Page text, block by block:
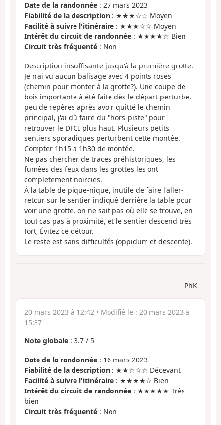
Date de la randonnée : 27 mars 2023
Fiabilité de la description : ★★★☆☆ Moyen
Facilité à suivre l'itinéraire : ★★★☆☆ Moyen
Intérêt du circuit de randonnée : ★★★★☆ Bien
Circuit très fréquenté : Non
Description insuffisante jusqu'à la première grotte.
Je n'ai vu aucun balisage avec 4 points roses
(chemin pour monter à la grotte?). Une coupe de
bois importante à été faite dès le départ perturbe,
peu de repères après avoir quitté le chemin
principal, j'ai dû faire du "hors-piste" pour
retrouver le DFCI plus haut. Plusieurs petits
sentiers sporadiques perturbent cette montée.
Compter 1h15 a 1h30 de montée.
Ne pas chercher de traces préhistoriques, les
fumées des feux dans les grottes les ont
completement noircies.
À la table de pique-nique, inutile de faire l'aller-
retour sur le sentier indiqué derrière la table pour
voir une grotte, on ne sait pas où elle se trouve, en
tout cas pas à proximité, et le sentier descend très
fort, Évitez ce détour.
Le reste est sans difficultés (oppidum et descente).
PhK
20 mars 2023 à 12:42 • Modifié le : 20 mars 2023 à
15:37
Note globale : 3.7 / 5
Date de la randonnée : 16 mars 2023
Fiabilité de la description : ★★☆☆☆ Décevant
Facilité à suivre l'itinéraire : ★★★★☆ Bien
Intérêt du circuit de randonnée : ★★★★★ Très
bien
Circuit très fréquenté : Non